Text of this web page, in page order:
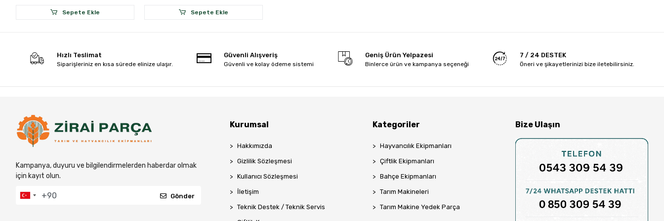
Sepete Ekle Sepete Ekle
Hızlı Teslimat
Siparişleriniz en kısa sürede elinize ulaşır.
Güvenli Alışveriş
Güvenli ve kolay ödeme sistemi
Geniş Ürün Yelpazesi
Binlerce ürün ve kampanya seçeneği
7 / 24 DESTEK
Öneri ve şikayetlerinizi bize iletebilirsiniz.
Kampanya, duyuru ve bilgilendirmelerden haberdar olmak
için kayıt olun.
Gönder
Kurumsal
Hakkımızda
Gizlilik Sözleşmesi
Kullanıcı Sözleşmesi
İletişim
Teknik Destek / Teknik Servis
Kategoriler
Hayvancılık Ekipmanları
Çiftlik Ekipmanları
Bahçe Ekipmanları
Tarım Makineleri
Tarım Makine Yedek Parça
Bize Ulaşın